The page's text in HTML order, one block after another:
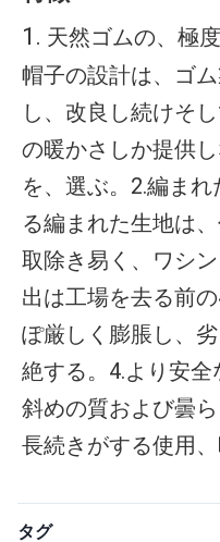
1. 天然ゴムの、極
帽子の設計は、ゴ
し、改良し続けそ
の暖かさしか提供
を、選ぶ。2.編ま
る編まれた生地は
取除き易く、ワシ
出は工場を去る前
ぽ厳しく膨脹し、
絶する。4.より安
斜めの質および曇
長続きがする使用
タグ